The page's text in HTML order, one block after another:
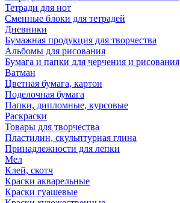
Тетради для нот
Сменные блоки для тетрадей
Дневники
Бумажная продукция для творчества
Альбомы для рисования
Бумага и папки для черчения и рисования
Ватман
Цветная бумага, картон
Поделочная бумага
Папки, дипломные, курсовые
Раскраски
Товары для творчества
Пластилин, скульптурная глина
Принадлежности для лепки
Мел
Клей, скотч
Краски акварельные
Краски гуашевые